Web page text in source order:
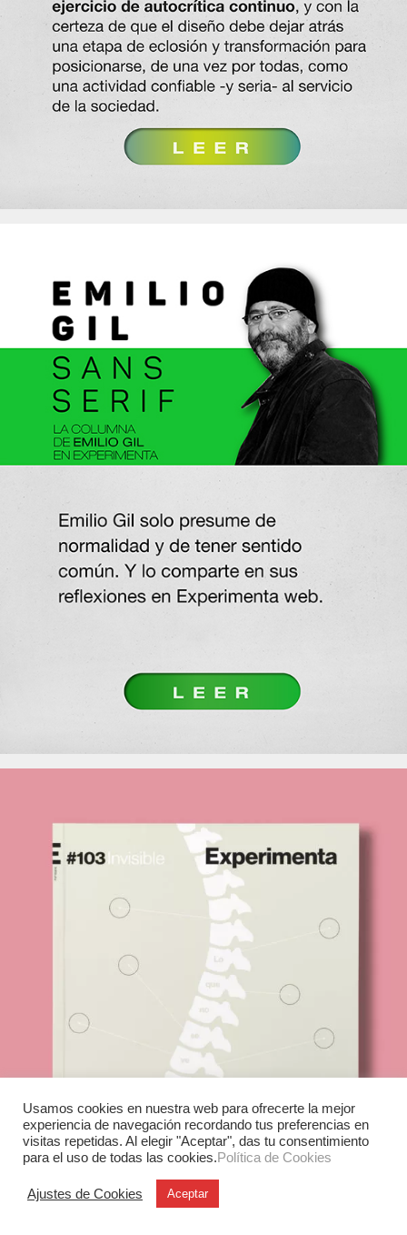
Usamos cookies en nuestra web para ofrecerte la mejor
experiencia de navegación recordando tus preferencias en
visitas repetidas. Al elegir "Aceptar", das tu consentimiento
para el uso de todas las cookies.Política de Cookies
Ajustes de Cookies Aceptar